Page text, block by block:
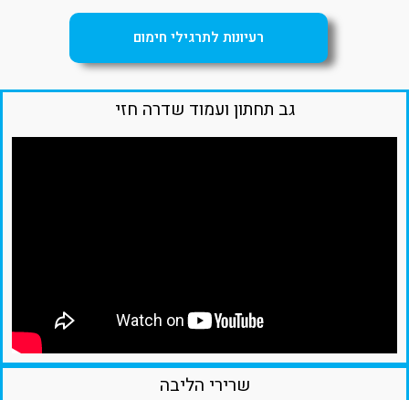
רעיונות לתרגילי חימום
גב תחתון ועמוד שדרה חזי
שרירי הליבה